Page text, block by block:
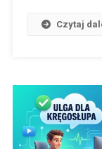
Czytaj